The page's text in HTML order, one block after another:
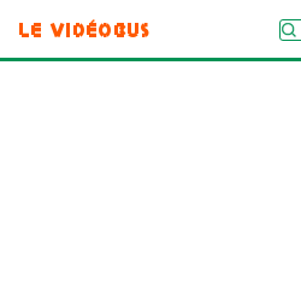
Le Vidéobus